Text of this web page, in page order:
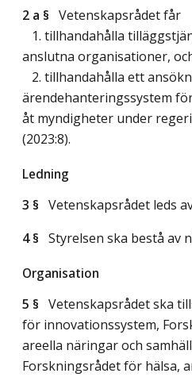
2 a § Vetenskapsrådet får
1. tillhandahålla
anslutna organisationer,
2. tillhandahålla ett
ärendehanteringssystem
åt myndigheter under
(2023:8).
Ledning
3 § Vetenskapsrådet leds
4 § Styrelsen ska bestå av
Organisation
5 § Vetenskapsrådet ska
för innovationssystem,
areella näringar och
Forskningsrådet för hälsa,